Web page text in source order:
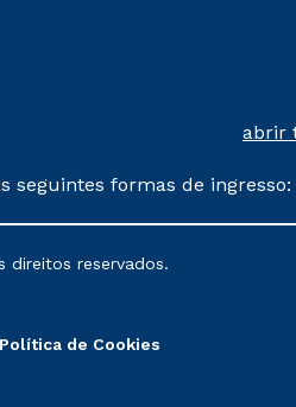
abrir
formas de
poderão sofrer alterações
direitos reservados.
Política de Cookies